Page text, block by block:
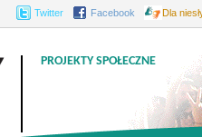
Twitter Facebook Dla
PROJEKTY SPOŁECZNE